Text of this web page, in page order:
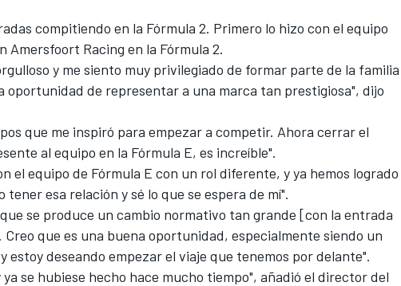
compitiendo en la Fórmula 2. Primero lo hizo con el equipo
Amersfoort Racing en la Fórmula 2.
y me siento muy privilegiado de formar parte de la familia
oportunidad de representar a una marca tan prestigiosa", dijo
que me inspiró para empezar a competir. Ahora cerrar el
al equipo en la Fórmula E, es increíble".
el equipo de Fórmula E con un rol diferente, y ya hemos logrado
esa relación y sé lo que se espera de mí".
se produce un cambio normativo tan grande [con la entrada
Creo que es una buena oportunidad, especialmente siendo un
estoy deseando empezar el viaje que tenemos por delante".
ya se hubiese hecho hace mucho tiempo", añadió el director del